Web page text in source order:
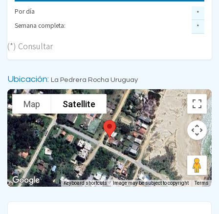
Por día
Semana completa:
*
*
(*) Consultar
Ubicación: La Pedrera Rocha Uruguay
Map Satellite
Keyboard shortcuts Image may be subject to copyright Terms